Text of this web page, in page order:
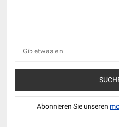
nach:
Abonnieren Sie unseren